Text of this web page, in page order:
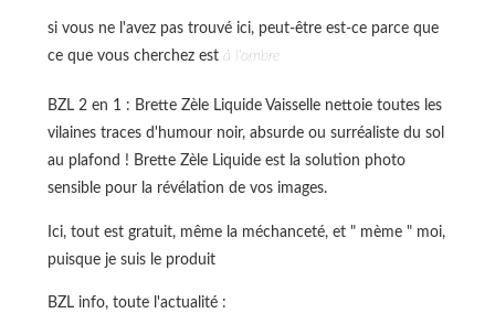
si vous ne l'avez pas trouvé ici, peut-être est-ce parce que
ce que vous cherchez est à l'ombre
BZL 2 en 1 : Brette Zèle Liquide Vaisselle nettoie toutes les
vilaines traces d'humour noir, absurde ou surréaliste du sol
au plafond ! Brette Zèle Liquide est la solution photo
sensible pour la révélation de vos images.
Ici, tout est gratuit, même la méchanceté, et " mème " moi,
puisque je suis le produit
BZL info, toute l'actualité :